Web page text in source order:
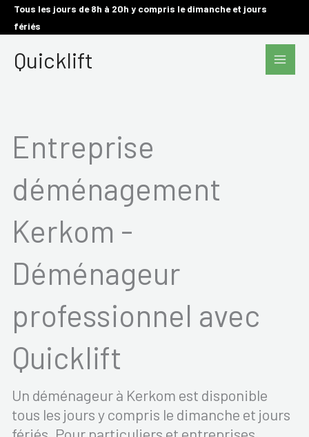
AllerTous les jours de 8h à 20h y compris le dimanche et jours
fériés
Quicklift
Main
Entreprise
déménagement
Kerkom -
Déménageur
professionnel avec
Quicklift
Un déménageur à Kerkom est disponible
tous les jours y compris le dimanche et jours